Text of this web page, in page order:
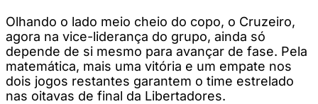
Olhando o lado meio cheio do copo, o Cruzeiro,
agora na vice-liderança do grupo, ainda só
depende de si mesmo para avançar de fase. Pela
matemática, mais uma vitória e um empate nos
dois jogos restantes garantem o time estrelado
nas oitavas de final da Libertadores.